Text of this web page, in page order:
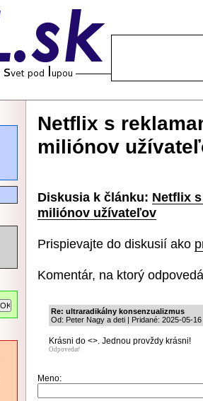
Netflix s
miliónov
Diskusia k článku: Netflix
miliónov užívateľov
Prispievajte do diskusií ako
Komentár, na ktorý
Re: ultraradikálny konsenzualizmus
Od: Peter Nagy a deti | Pridané: 2025-05-
Krásni do <>. Jednou provždy krásni!
Odpovedať
Meno: